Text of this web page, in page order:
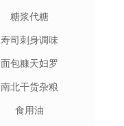
糖浆代糖
寿司刺身调味
面包糠天妇罗
南北干货杂粮
食用油